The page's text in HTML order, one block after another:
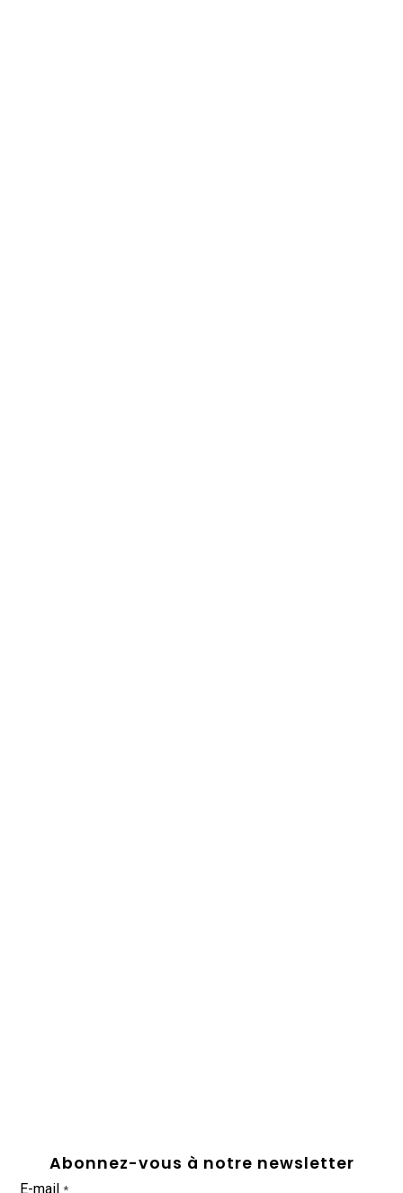
Abonnez-vous à notre newsletter
E-mail*